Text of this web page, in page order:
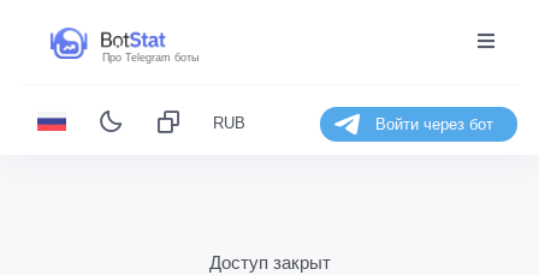
Про Telegram боты
RUB Войти через бот
Доступ закрыт